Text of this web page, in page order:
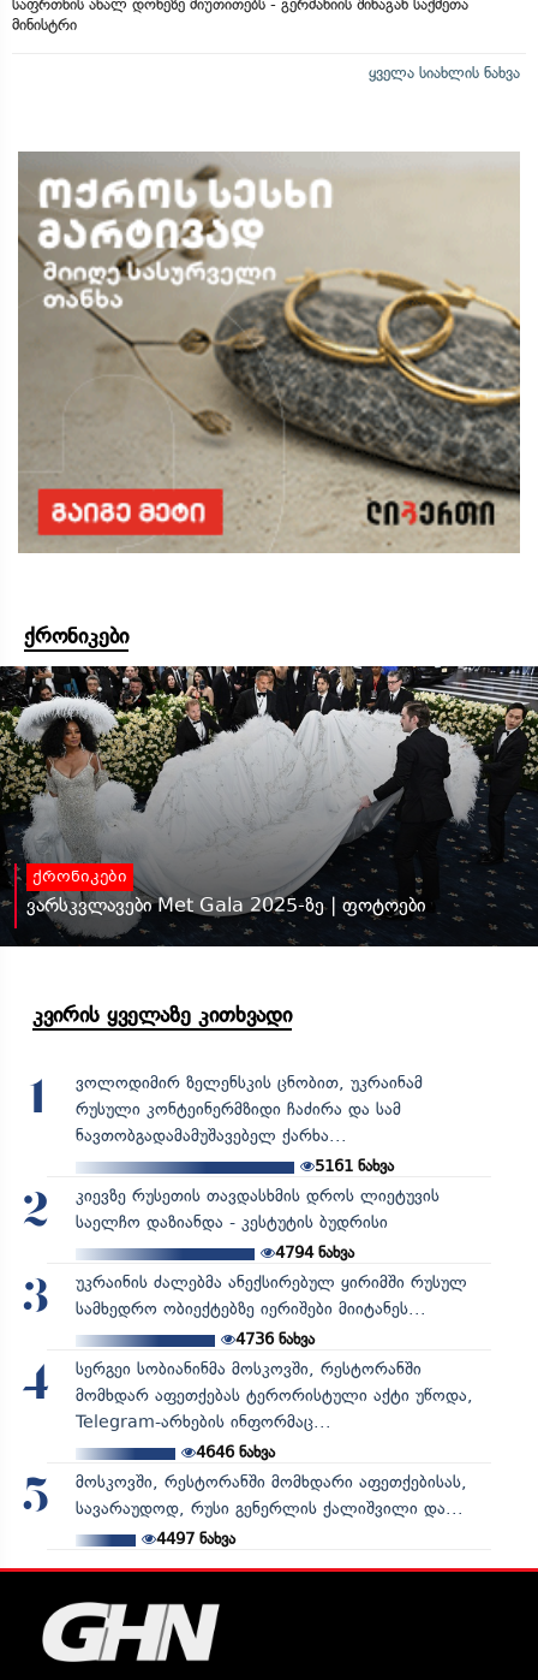
საფრთხის ახალ დონეზე მიუთითებს - გერმანიის შინაგან საქმეთა
მინისტრი
ყველა სიახლის ნახვა
ქრონიკები
ქრონიკები
ვარსკვლავები Met Gala 2025-ზე | ფოტოები
კვირის ყველაზე კითხვადი
1
ვოლოდიმირ ზელენსკის ცნობით, უკრაინამ
რუსული კონტეინერმზიდი ჩაძირა და სამ
ნავთობგადამამუშავებელ ქარხა...
5161 ნახვა
2
კიევზე რუსეთის თავდასხმის დროს ლიეტუვის
საელჩო დაზიანდა - კესტუტის ბუდრისი
4794ნახვა
3
უკრაინის ძალებმა ანექსირებულ ყირიმში რუსულ
სამხედრო ობიექტებზე იერიშები მიიტანეს...
4736ნახვა
4
სერგეი სობიანინმა მოსკოვში, რესტორანში
მომხდარ აფეთქებას ტერორისტული აქტი უწოდა,
Telegram-არხების ინფორმაც...
4646ნახვა
5
მოსკოვში, რესტორანში მომხდარი აფეთქებისას,
სავარაუდოდ, რუსი გენერლის ქალიშვილი და...
4497ნახვა